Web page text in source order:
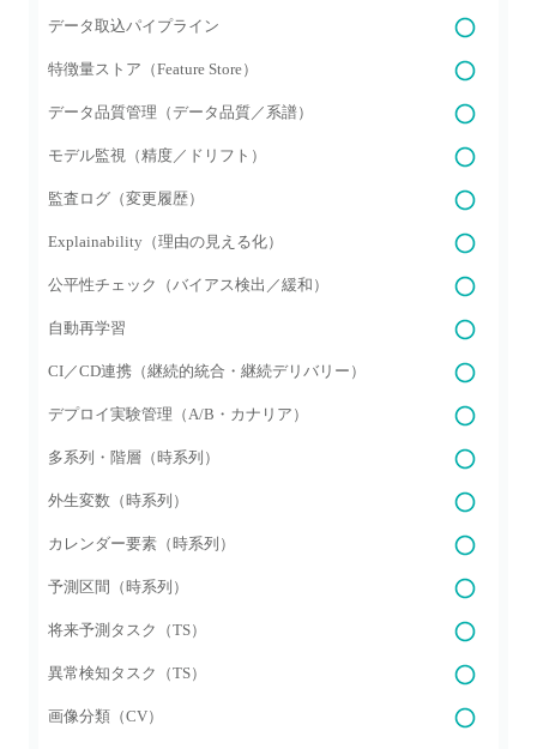
データ取込パイプライン
特徴量ストア（Feature Store）
データ品質管理（データ品質／系譜）
モデル監視（精度／ドリフト）
監査ログ（変更履歴）
Explainability（理由の見える化）
公平性チェック（バイアス検出／緩和）
自動再学習
CI／CD連携（継続的統合・継続デリバリー）
デプロイ実験管理（A/B・カナリア）
多系列・階層（時系列）
外生変数（時系列）
カレンダー要素（時系列）
予測区間（時系列）
将来予測タスク（TS）
異常検知タスク（TS）
画像分類（CV）